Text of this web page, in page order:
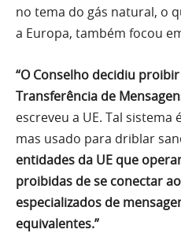
no tema do gás natural, o
a Europa, também focou
“O Conselho decidiu
Transferência de
escreveu a UE. Tal sistema
mas usado para driblar
entidades da UE que
proibidas de se conectar
especializados de
equivalentes.”